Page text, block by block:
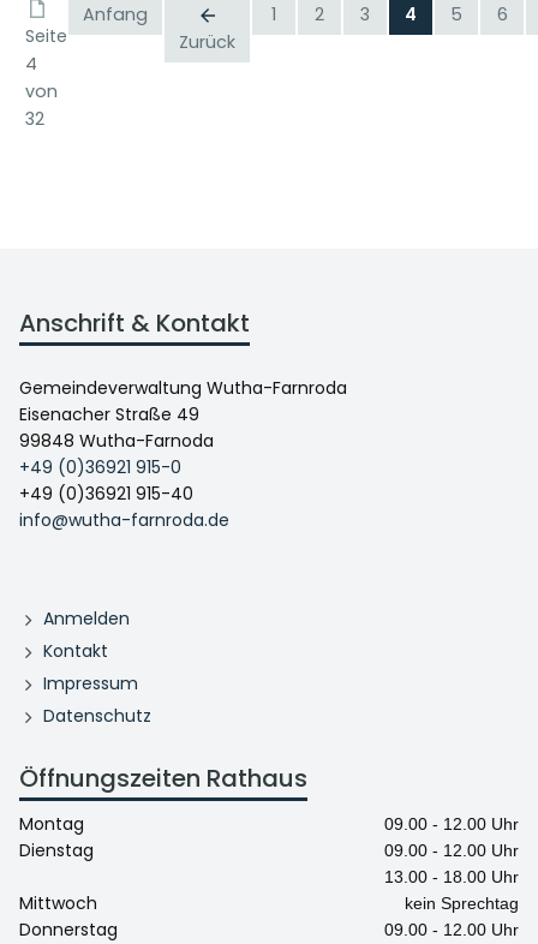
Seite
4
von
32
Anfang
Zurück
1 2 3 4 5 6
Anschrift & Kontakt
Gemeindeverwaltung Wutha-Farnroda
Eisenacher Straße 49
99848 Wutha-Farnoda
+49 (0)36921 915-0
+49 (0)36921 915-40
info@wutha-farnroda.de
Anmelden
Kontakt
Impressum
Datenschutz
Öffnungszeiten Rathaus
Montag 09.00 - 12.00 Uhr
Dienstag
09.00 - 12.00 Uhr
13.00 - 18.00 Uhr
Mittwoch kein Sprechtag
Donnerstag
09.00 - 12.00 Uhr